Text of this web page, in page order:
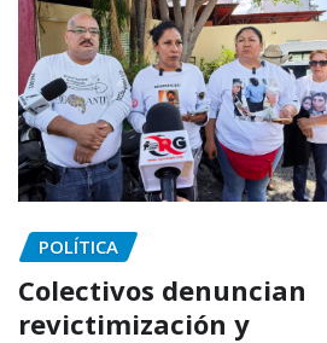
POLÍTICA
Colectivos denuncian
revictimización y